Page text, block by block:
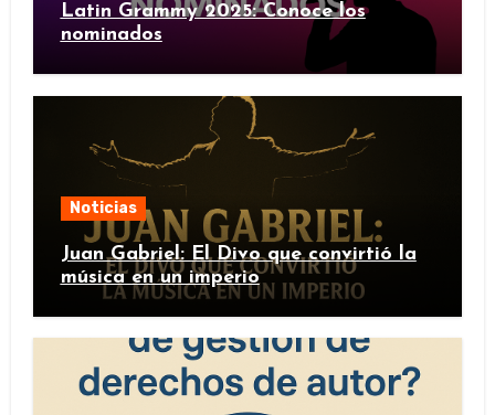
Latin Grammy 2025: Conoce los
nominados
Noticias
Juan Gabriel: El Divo que convirtió la
música en un imperio